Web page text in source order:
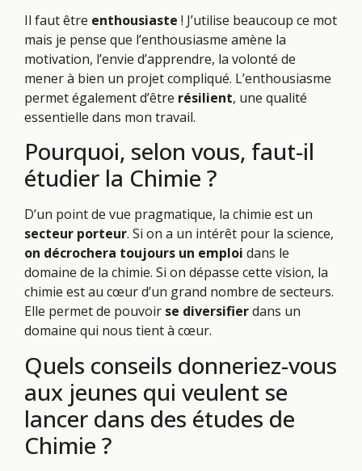
Il faut être enthousiaste ! J’utilise beaucoup ce mot
mais je pense que l’enthousiasme amène la
motivation, l’envie d’apprendre, la volonté de
mener à bien un projet compliqué. L’enthousiasme
permet également d’être résilient, une qualité
essentielle dans mon travail.
Pourquoi, selon vous, faut-il
étudier la Chimie ?
D’un point de vue pragmatique, la chimie est un
secteur porteur. Si on a un intérêt pour la science,
on décrochera toujours un emploi dans le
domaine de la chimie. Si on dépasse cette vision, la
chimie est au cœur d’un grand nombre de secteurs.
Elle permet de pouvoir se diversifierdans un
domaine qui nous tient à cœur.
Quels conseils donneriez-vous
aux jeunes qui veulent se
lancer dans des études de
Chimie ?